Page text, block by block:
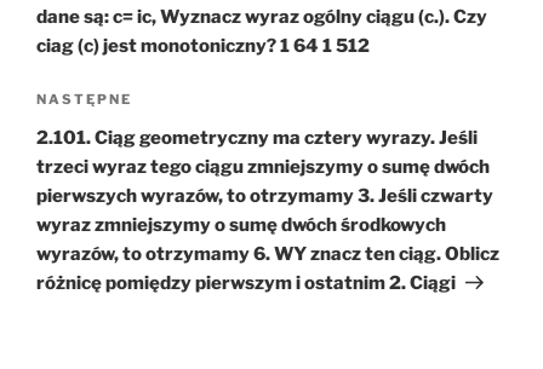
dane są: c= ic, Wyznacz wyraz ogólny ciągu (c.). Czy
ciag (c) jest monotoniczny? 1 64 1 512
Następny
wpis
NASTĘPNE
2.101. Ciąg geometryczny ma cztery wyrazy. Jeśli
trzeci wyraz tego ciągu zmniejszymy o sumę dwóch
pierwszych wyrazów, to otrzymamy 3. Jeśli czwarty
wyraz zmniejszymy o sumę dwóch środkowych
wyrazów, to otrzymamy 6. WY znacz ten ciąg. Oblicz
różnicę pomiędzy pierwszym i ostatnim 2. Ciągi